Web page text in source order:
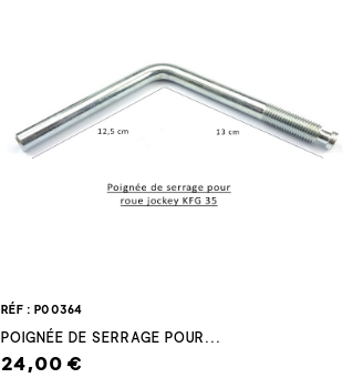
RÉF : P00364
POIGNÉE DE SERRAGE POUR...
24,00 €